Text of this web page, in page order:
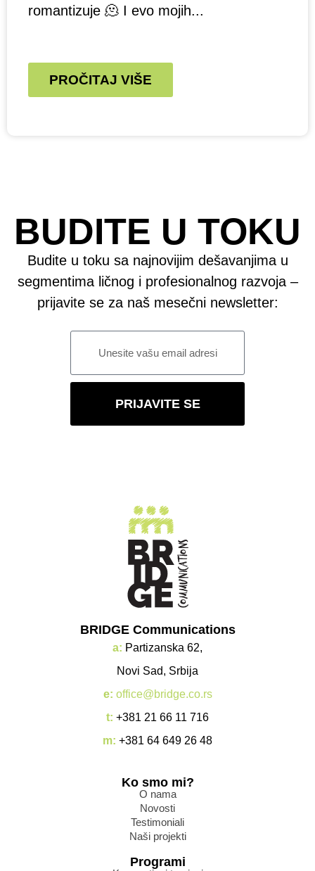
romantizuje 🫠 I evo mojih...
PROČITAJ VIŠE
BUDITE U TOKU
Budite u toku sa najnovijim dešavanjima u
segmentima ličnog i profesionalnog razvoja –
prijavite se za naš mesečni newsletter:
PRIJAVITE SE
BRIDGE Communications
a: Partizanska 62,
Novi Sad, Srbija
e: office@bridge.co.rs
t: +381 21 66 11 716
m: +381 64 649 26 48
Ko smo mi?
O nama
Novosti
Testimoniali
Naši projekti
Programi